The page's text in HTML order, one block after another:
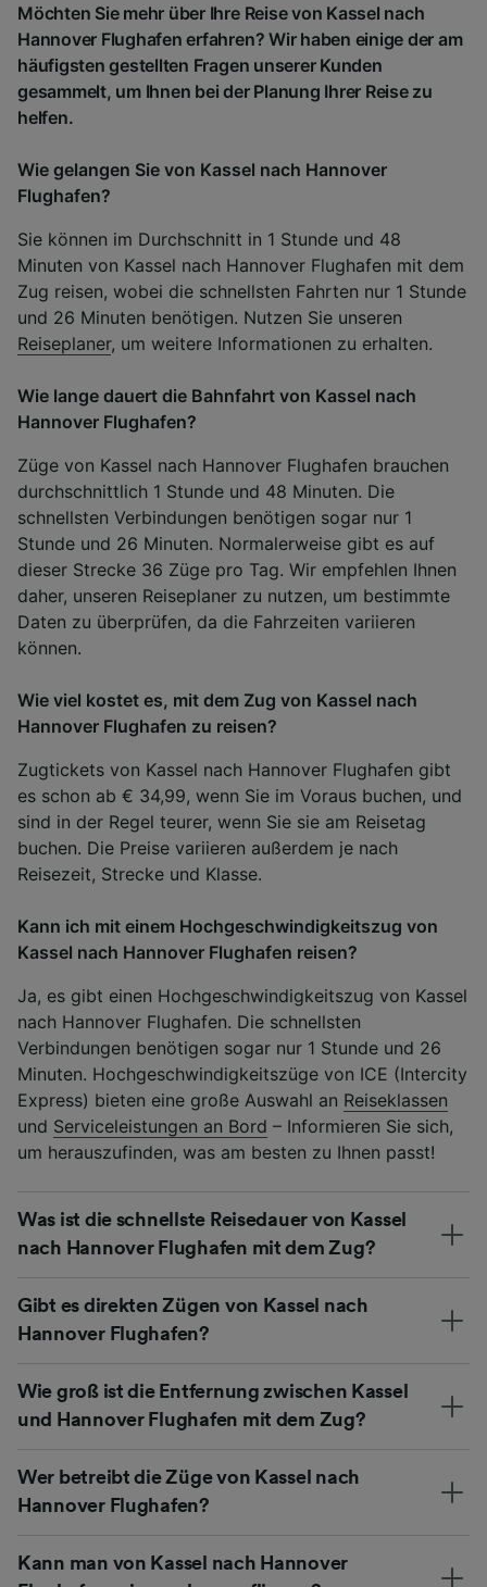
Möchten Sie mehr über Ihre Reise von Kassel nach
Hannover Flughafen erfahren? Wir haben einige der am
häufigsten gestellten Fragen unserer Kunden
gesammelt, um Ihnen bei der Planung Ihrer Reise zu
helfen.
Wie gelangen Sie von Kassel nach Hannover
Flughafen?
Sie können im Durchschnitt in 1 Stunde und 48
Minuten von Kassel nach Hannover Flughafen mit dem
Zug reisen, wobei die schnellsten Fahrten nur 1 Stunde
und 26 Minuten benötigen. Nutzen Sie unseren
Reiseplaner, um weitere Informationen zu erhalten.
Wie lange dauert die Bahnfahrt von Kassel nach
Hannover Flughafen?
Züge von Kassel nach Hannover Flughafen brauchen
durchschnittlich 1 Stunde und 48 Minuten. Die
schnellsten Verbindungen benötigen sogar nur 1
Stunde und 26 Minuten. Normalerweise gibt es auf
dieser Strecke 36 Züge pro Tag. Wir empfehlen Ihnen
daher, unseren Reiseplaner zu nutzen, um bestimmte
Daten zu überprüfen, da die Fahrzeiten variieren
können.
Wie viel kostet es, mit dem Zug von Kassel nach
Hannover Flughafen zu reisen?
Zugtickets von Kassel nach Hannover Flughafen gibt
es schon ab € 34,99, wenn Sie im Voraus buchen, und
sind in der Regel teurer, wenn Sie sie am Reisetag
buchen. Die Preise variieren außerdem je nach
Reisezeit, Strecke und Klasse.
Kann ich mit einem Hochgeschwindigkeitszug von
Kassel nach Hannover Flughafen reisen?
Ja, es gibt einen Hochgeschwindigkeitszug von Kassel
nach Hannover Flughafen. Die schnellsten
Verbindungen benötigen sogar nur 1 Stunde und 26
Minuten. Hochgeschwindigkeitszüge von ICE (Intercity
Express) bieten eine große Auswahl an Reiseklassen
und Serviceleistungen an Bord – Informieren Sie sich,
um herauszufinden, was am besten zu Ihnen passt!
Was ist die schnellste Reisedauer von Kassel
nach Hannover Flughafen mit dem Zug?
Gibt es direkten Zügen von Kassel nach
Hannover Flughafen?
Wie groß ist die Entfernung zwischen Kassel
und Hannover Flughafen mit dem Zug?
Wer betreibt die Züge von Kassel nach
Hannover Flughafen?
Kann man von Kassel nach Hannover